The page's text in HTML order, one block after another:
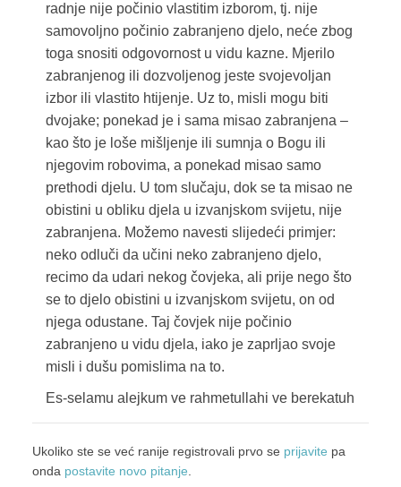
radnje nije počinio vlastitim izborom, tj. nije
samovoljno počinio zabranjeno djelo, neće zbog
toga snositi odgovornost u vidu kazne. Mjerilo
zabranjenog ili dozvoljenog jeste svojevoljan
izbor ili vlastito htijenje. Uz to, misli mogu biti
dvojake; ponekad je i sama misao zabranjena –
kao što je loše mišljenje ili sumnja o Bogu ili
njegovim robovima, a ponekad misao samo
prethodi djelu. U tom slučaju, dok se ta misao ne
obistini u obliku djela u izvanjskom svijetu, nije
zabranjena. Možemo navesti slijedeći primjer:
neko odluči da učini neko zabranjeno djelo,
recimo da udari nekog čovjeka, ali prije nego što
se to djelo obistini u izvanjskom svijetu, on od
njega odustane. Taj čovjek nije počinio
zabranjeno u vidu djela, iako je zaprljao svoje
misli i dušu pomislima na to.
Es-selamu alejkum ve rahmetullahi ve berekatuh
Ukoliko ste se već ranije registrovali prvo se prijavite pa
onda postavite novo pitanje.